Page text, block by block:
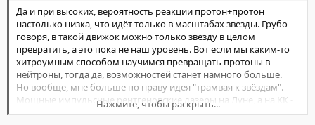
Да и при высоких, вероятность реакции протон+протон
настолько низка, что идёт только в масштабах звезды. Грубо
говоря, в такой движок можно только звезду в целом
превратить, а это пока не наш уровень. Вот если мы каким-то
хитроумным способом научимся превращать протоны в
нейтроны, тогда да, возможностей станет намного больше.
Но вообще, мне больше по нраву идея "трамвая к звёздам".
Мощные импульсные рентгеновские лазеры на Луне, а на КК -
толкатели и паруса. Толкатель - массивная пластина из стали,
Нажмите, чтобы раскрыть...